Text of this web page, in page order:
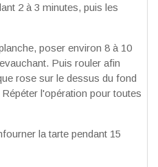
2 à 3 minutes, puis les
poser environ 8 à 10
Puis rouler afin
rose sur le dessus du fond
l'opération pour toutes
la tarte pendant 15